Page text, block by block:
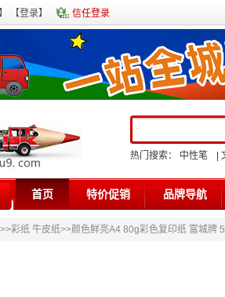
【登录】 信任登录
热门搜索： 中性笔
首页 特价促销 品牌导航
>>彩纸 牛皮纸>>颜色鲜亮A4 80g彩色复印纸 富城牌